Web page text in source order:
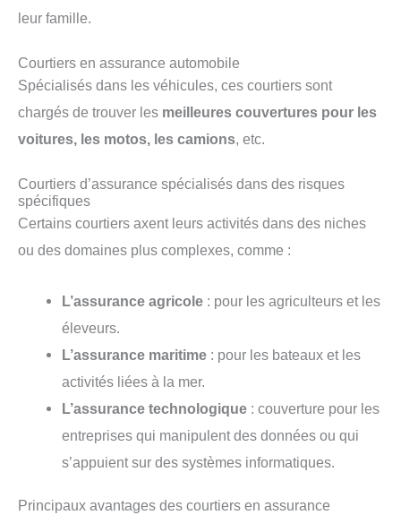
leur famille.
Courtiers en assurance automobile
Spécialisés dans les véhicules, ces courtiers sont
chargés de trouver les meilleures couvertures pour les
voitures, les motos, les camions, etc.
Courtiers d’assurance spécialisés dans des risques
spécifiques
Certains courtiers axent leurs activités dans des niches
ou des domaines plus complexes, comme :
L’assurance agricole : pour les agriculteurs et les
éleveurs.
L’assurance maritime : pour les bateaux et les
activités liées à la mer.
L’assurance technologique : couverture pour les
entreprises qui manipulent des données ou qui
s’appuient sur des systèmes informatiques.
Principaux avantages des courtiers en assurance